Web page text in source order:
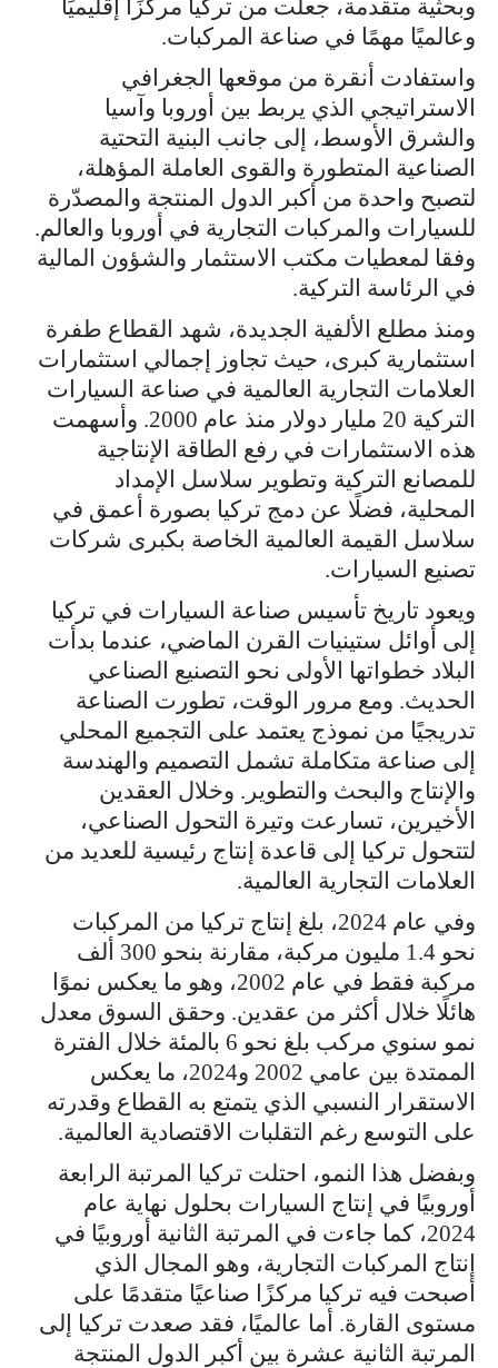
وبحثية متقدمة، جعلت من تركيا مركزًا إقليميًا
وعالميًا مهمًا في صناعة المركبات.
واستفادت أنقرة من موقعها الجغرافي
الاستراتيجي الذي يربط بين أوروبا وآسيا
والشرق الأوسط، إلى جانب البنية التحتية
الصناعية المتطورة والقوى العاملة المؤهلة،
لتصبح واحدة من أكبر الدول المنتجة والمصدّرة
للسيارات والمركبات التجارية في أوروبا والعالم.
وفقا لمعطيات مكتب الاستثمار والشؤون المالية
في الرئاسة التركية.
ومنذ مطلع الألفية الجديدة، شهد القطاع طفرة
استثمارية كبرى، حيث تجاوز إجمالي استثمارات
العلامات التجارية العالمية في صناعة السيارات
التركية 20 مليار دولار منذ عام 2000. وأسهمت
هذه الاستثمارات في رفع الطاقة الإنتاجية
للمصانع التركية وتطوير سلاسل الإمداد
المحلية، فضلًا عن دمج تركيا بصورة أعمق في
سلاسل القيمة العالمية الخاصة بكبرى شركات
تصنيع السيارات.
ويعود تاريخ تأسيس صناعة السيارات في تركيا
إلى أوائل ستينيات القرن الماضي، عندما بدأت
البلاد خطواتها الأولى نحو التصنيع الصناعي
الحديث. ومع مرور الوقت، تطورت الصناعة
تدريجيًا من نموذج يعتمد على التجميع المحلي
إلى صناعة متكاملة تشمل التصميم والهندسة
والإنتاج والبحث والتطوير. وخلال العقدين
الأخيرين، تسارعت وتيرة التحول الصناعي،
لتتحول تركيا إلى قاعدة إنتاج رئيسية للعديد من
العلامات التجارية العالمية.
وفي عام 2024، بلغ إنتاج تركيا من المركبات
نحو 1.4 مليون مركبة، مقارنة بنحو 300 ألف
مركبة فقط في عام 2002، وهو ما يعكس نموًا
هائلًا خلال أكثر من عقدين. وحقق السوق معدل
نمو سنوي مركب بلغ نحو 6 بالمئة خلال الفترة
الممتدة بين عامي 2002 و2024، ما يعكس
الاستقرار النسبي الذي يتمتع به القطاع وقدرته
على التوسع رغم التقلبات الاقتصادية العالمية.
وبفضل هذا النمو، احتلت تركيا المرتبة الرابعة
أوروبيًا في إنتاج السيارات بحلول نهاية عام
2024، كما جاءت في المرتبة الثانية أوروبيًا في
إنتاج المركبات التجارية، وهو المجال الذي
أصبحت فيه تركيا مركزًا صناعيًا متقدمًا على
مستوى القارة. أما عالميًا، فقد صعدت تركيا إلى
المرتبة الثانية عشرة بين أكبر الدول المنتجة